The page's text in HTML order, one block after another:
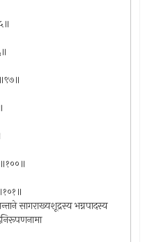
सागराख्यशूद्रस्य भग्नपादस्य